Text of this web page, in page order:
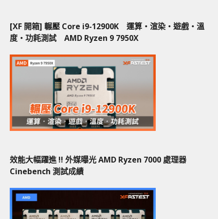
[XF 開箱] 輾壓 Core i9-12900K 運算‧渲染‧遊戲‧溫
度‧功耗測試 AMD Ryzen 9 7950X
效能大幅躍進 !! 外媒曝光 AMD Ryzen 7000 處理器
Cinebench 測試成績